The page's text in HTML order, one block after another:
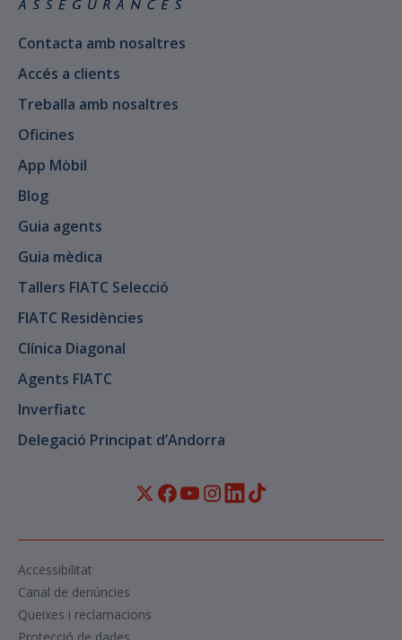
Contacta amb nosaltres
Accés a clients
Treballa amb nosaltres
Oficines
App Mòbil
Blog
Guia agents
Guia mèdica
Tallers FIATC Selecció
FIATC Residències
Clínica Diagonal
Agents FIATC
Inverfiatc
Delegació Principat d’Andorra
Queixes i reclamacions
Canal de denúncies
Accessibilitat